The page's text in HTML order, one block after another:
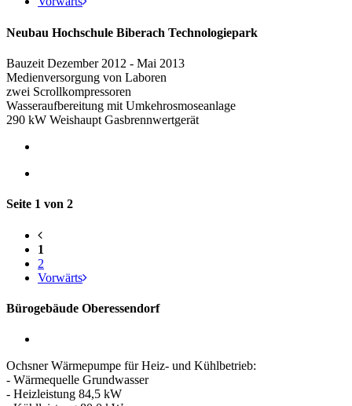
Neubau Hochschule Biberach Technologiepark
Bauzeit Dezember 2012 - Mai 2013
Medienversorgung von Laboren
zwei Scrollkompressoren
Wasseraufbereitung mit Umkehrosmoseanlage
290 kW Weishaupt Gasbrennwertgerät
Seite 1 von 2
1
2
Vorwärts
Bürogebäude Oberessendorf
Ochsner Wärmepumpe für Heiz- und Kühlbetrieb:
- Wärmequelle Grundwasser
- Heizleistung 84,5 kW